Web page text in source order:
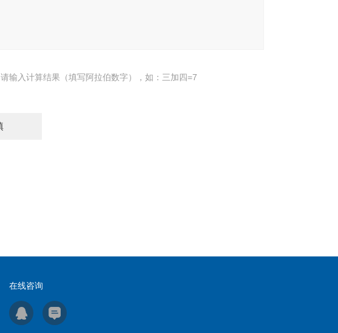
请输入计算结果（填写阿拉伯数字），如：三加四=7
在线咨询